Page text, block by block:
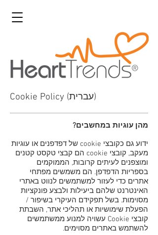
Cookie Policy (עברית)
מהן עוגיות במחשבים?
ידוע גם כקובצי cookie של דפדפנים או עוגיות
מעקב, קובצי cookie הם קבצי טקסט קטנים
ומוצפנים לעיתים קרובות, הממוקמים
בספריות הדפדפן. הם משמשים מפתחי
אתרים כדי לעזור למשתמשים לנווט באתרי
האינטרנט שלהם ביעילות ולבצע פונקציות
מסוימות. בשל תפקידם העיקרי בשיפור /
הפעלת שימושיות או תהליכי אתר, השבתת
קובצי Cookie עשויה למנוע ממשתמשים
להשתמש באתרים מסוימים.